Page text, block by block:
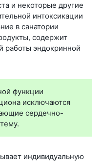
и некоторые другие
интоксикации
в санатории
содержит
работы эндокринной
функции
исключаются
сердечно-
индивидуальную